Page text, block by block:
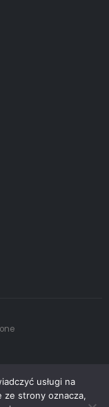
usługi na
ze strony oznacza,